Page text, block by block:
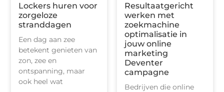
Lockers huren voor
zorgeloze
stranddagen
Een dag aan zee
betekent genieten van
zon, zee en
ontspanning, maar
ook heel wat
Resultaatgericht
werken met
zoekmachine
optimalisatie in
jouw online
marketing
Deventer
campagne
Bedrijven die online